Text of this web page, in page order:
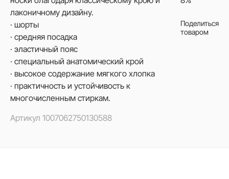
лаконичному дизайну.
· шорты
· средняя посадка
· эластичный пояс
· специальный анатомический крой
· высокое содержание мягкого хлопка
· практичность и устойчивость к
многочисленным стиркам.
Артикул 1007062750130588
Поделиться
товаром